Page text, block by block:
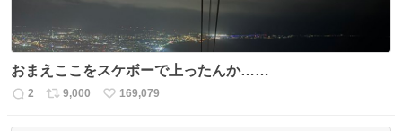
おまえここをスケボーで上ったんか……
返
2
リ
9,000
い
169,079